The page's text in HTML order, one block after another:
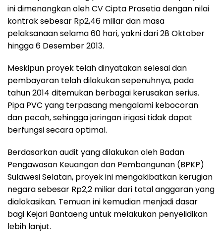
ini dimenangkan oleh CV Cipta Prasetia dengan nilai
kontrak sebesar Rp2,46 miliar dan masa
pelaksanaan selama 60 hari, yakni dari 28 Oktober
hingga 6 Desember 2013.
Meskipun proyek telah dinyatakan selesai dan
pembayaran telah dilakukan sepenuhnya, pada
tahun 2014 ditemukan berbagai kerusakan serius.
Pipa PVC yang terpasang mengalami kebocoran
dan pecah, sehingga jaringan irigasi tidak dapat
berfungsi secara optimal.
Berdasarkan audit yang dilakukan oleh Badan
Pengawasan Keuangan dan Pembangunan (BPKP)
Sulawesi Selatan, proyek ini mengakibatkan kerugian
negara sebesar Rp2,2 miliar dari total anggaran yang
dialokasikan. Temuan ini kemudian menjadi dasar
bagi Kejari Bantaeng untuk melakukan penyelidikan
lebih lanjut.